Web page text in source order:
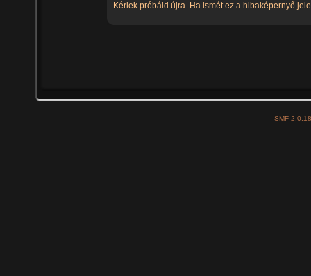
Kérlek próbáld újra. Ha ismét ez a hibaképernyő
SMF 2.0.18